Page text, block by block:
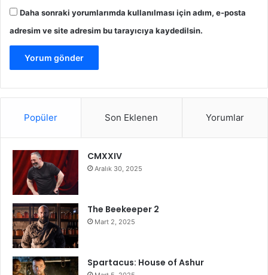
Daha sonraki yorumlarımda kullanılması için adım, e-posta
adresim ve site adresim bu tarayıcıya kaydedilsin.
Popüler Son Eklenen Yorumlar
CMXXIV
Aralık 30, 2025
The Beekeeper 2
Mart 2, 2025
Spartacus: House of Ashur